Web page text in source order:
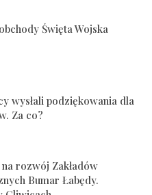
Święta Wojska
wysłali podziękowania dla
Za co?
na rozwój Zakładów
Bumar Łabędy.